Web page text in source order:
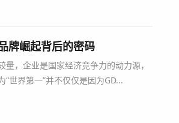
牌崛起背后的密码
，企业是国家经济竞争力的动力源，
世界第一”并不仅仅是因为GD...